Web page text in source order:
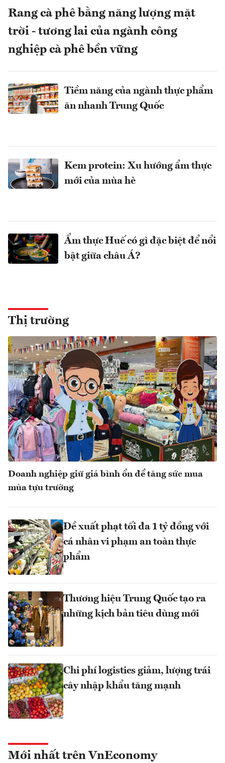
Rang cà phê bằng năng lượng mặt
trời - tương lai của ngành công
nghiệp cà phê bền vững
Tiềm năng của ngành thực phẩm
ăn nhanh Trung Quốc
Kem protein: Xu hướng ẩm thực
mới của mùa hè
Ẩm thực Huế có gì đặc biệt để nổi
bật giữa châu Á?
Thị trường
Doanh nghiệp giữ giá bình ổn để tăng sức mua
mùa tựu trường
Đề xuất phạt tối đa 1 tỷ đồng với
cá nhân vi phạm an toàn thực
phẩm
Thương hiệu Trung Quốc tạo ra
những kịch bản tiêu dùng mới
Chi phí logistics giảm, lượng trái
cây nhập khẩu tăng mạnh
Mới nhất trên VnEconomy